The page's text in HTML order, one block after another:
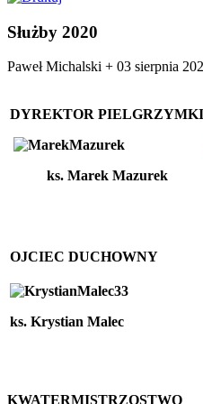
Służby 2020
Paweł Michalski + 03 sierpnia
DYREKTOR PIELGRZYMKI
ks. Marek Mazurek
OJCIEC DUCHOWNY
ks. Krystian Malec
KWATERMISTRZOSTWO